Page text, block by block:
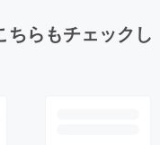
ちらもチェックし